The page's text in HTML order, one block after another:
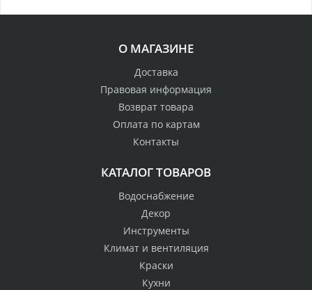
О МАГАЗИНЕ
Доставка
Правовая информация
Возврат товара
Оплата по картам
Контакты
КАТАЛОГ ТОВАРОВ
Водоснабжение
Декор
Инструменты
Климат и вентиляция
Краски
Кухни